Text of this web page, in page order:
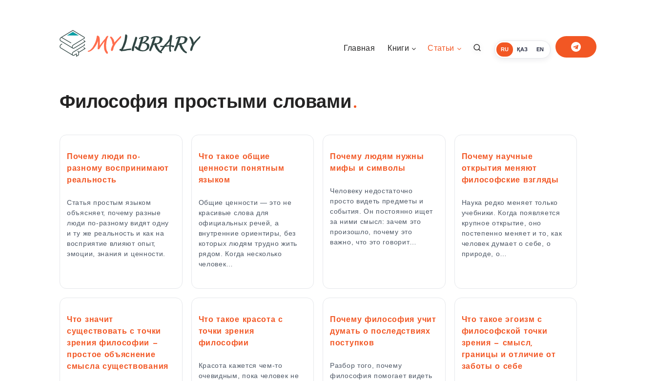
RU ҚАЗ EN
Главная Книги Статьи
Философия простыми словами
Почему люди по-
разному воспринимают
реальность
Статья простым языком
объясняет, почему разные
люди по-разному видят одну
и ту же реальность и как на
восприятие влияют опыт,
эмоции, знания и ценности.
Что такое общие
ценности понятным
языком
Общие ценности — это не
красивые слова для
официальных речей, а
внутренние ориентиры, без
которых людям трудно жить
рядом. Когда несколько
человек…
Почему людям нужны
мифы и символы
Человеку недостаточно
просто видеть предметы и
события. Он постоянно ищет
за ними смысл: зачем это
произошло, почему это
важно, что это говорит…
Почему научные
открытия меняют
философские взгляды
Наука редко меняет только
учебники. Когда появляется
крупное открытие, оно
постепенно меняет и то, как
человек думает о себе, о
природе, о…
Что значит
существовать с точки
зрения философии —
простое объяснение
смысла существования
Что такое красота с
точки зрения
философии
Красота кажется чем-то
очевидным, пока человек не
Почему философия учит
думать о последствиях
поступков
Разбор того, почему
философия помогает видеть
Что такое эгоизм с
философской точки
зрения — смысл,
границы и отличие от
заботы о себе